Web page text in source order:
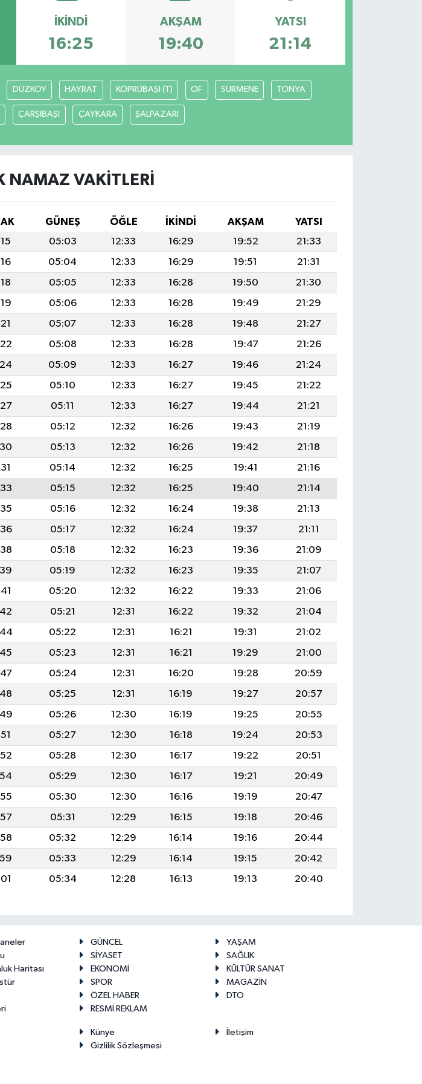
İKINDI
16:25
AKŞAM
19:40
YATSI
21:14
DÜZKÖY HAYRAT KÖPRÜBAŞI (T) OF SÜRMENE TONYA
ÇARŞIBAŞI ÇAYKARA ŞALPAZARI
NAMAZ VAKITLERI
GÜNEŞ ÖĞLE İKINDI AKŞAM
YATSI
05:03 12:33 16:29 19:52
21:33
05:04 12:33 16:29 19:51
21:31
05:05 12:33 16:28 19:50
21:30
05:06 12:33 16:28 19:49
21:29
05:07 12:33 16:28 19:48
21:27
05:08 12:33 16:28 19:47
21:26
05:09 12:33 16:27 19:46
21:24
05:10 12:33 16:27 19:45
21:22
05:11 12:33 16:27 19:44
21:21
05:12 12:32 16:26 19:43
21:19
05:13 12:32 16:26 19:42
21:18
05:14 12:32 16:25 19:41
21:16
05:15 12:32 16:25 19:40
21:14
05:16 12:32 16:24 19:38
21:13
05:17 12:32 16:24 19:37
21:11
05:18 12:32 16:23 19:36
21:09
05:19 12:32 16:23 19:35
21:07
05:20 12:32 16:22 19:33
21:06
05:21 12:31 16:22 19:32
21:04
05:22 12:31 16:21 19:31
21:02
05:23 12:31 16:21 19:29
21:00
05:24 12:31 16:20 19:28
20:59
05:25 12:31 16:19 19:27
20:57
05:26 12:30 16:19 19:25
20:55
05:27 12:30 16:18 19:24
20:53
05:28 12:30 16:17 19:22
20:51
05:29 12:30 16:17 19:21
20:49
05:30 12:30 16:16 19:19
20:47
05:31 12:29 16:15 19:18
20:46
05:32 12:29 16:14 19:16
20:44
05:33 12:29 16:14 19:15
20:42
05:34 12:28 16:13 19:13 20:40
Haritası
GÜNCEL
YAŞAM
SİYASET
SAĞLIK
EKONOMİ
KÜLTÜR SANAT
SPOR
MAGAZİN
ÖZEL HABER
DTO
RESMİ REKLAM
Künye
İletişim
Gizlilik Sözleşmesi